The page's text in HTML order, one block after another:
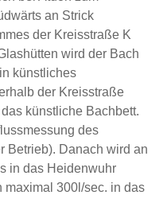
an Strick
der Kreisstraße K
wird der Bach
künstliches
der Kreisstraße
künstliche Bachbett.
des
Betrieb). Danach wird an
in das Heidenwuhr
maximal 300l/sec. in das